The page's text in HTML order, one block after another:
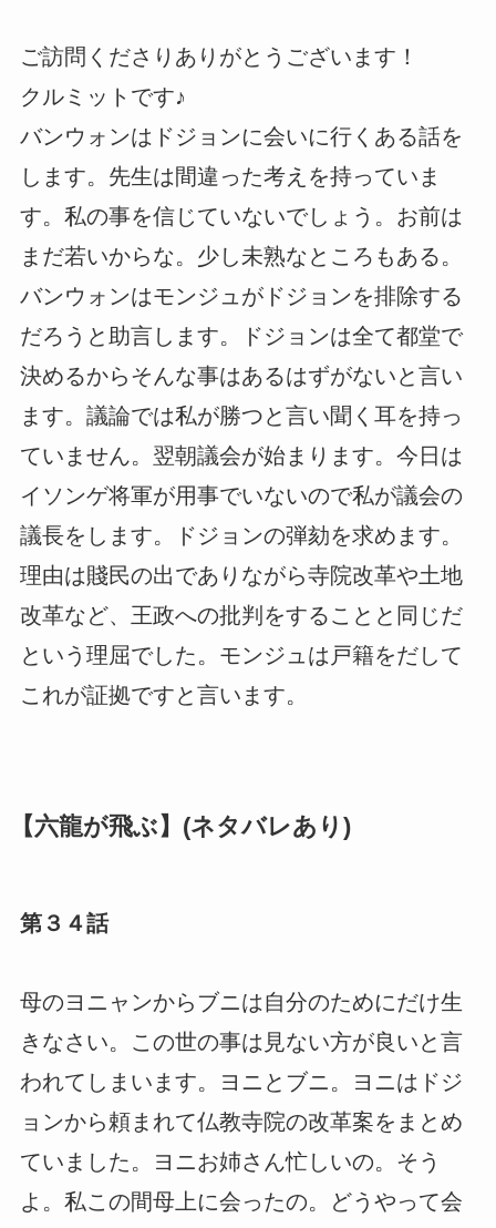
ご訪問くださりありがとうございます！
クルミットです♪
バンウォンはドジョンに会いに行くある話を
します。先生は間違った考えを持っていま
す。私の事を信じていないでしょう。お前は
まだ若いからな。少し未熟なところもある。
バンウォンはモンジュがドジョンを排除する
だろうと助言します。ドジョンは全て都堂で
決めるからそんな事はあるはずがないと言い
ます。議論では私が勝つと言い聞く耳を持っ
ていません。翌朝議会が始まります。今日は
イソンゲ将軍が用事でいないので私が議会の
議長をします。ドジョンの弾劾を求めます。
理由は賤民の出でありながら寺院改革や土地
改革など、王政への批判をすることと同じだ
という理屈でした。モンジュは戸籍をだして
これが証拠ですと言います。
【六龍が飛ぶ】(ネタバレあり)
第３４話
母のヨニャンからブニは自分のためにだけ生
きなさい。この世の事は見ない方が良いと言
われてしまいます。ヨニとブニ。ヨニはドジ
ョンから頼まれて仏教寺院の改革案をまとめ
ていました。ヨニお姉さん忙しいの。そう
よ。私この間母上に会ったの。どうやって会